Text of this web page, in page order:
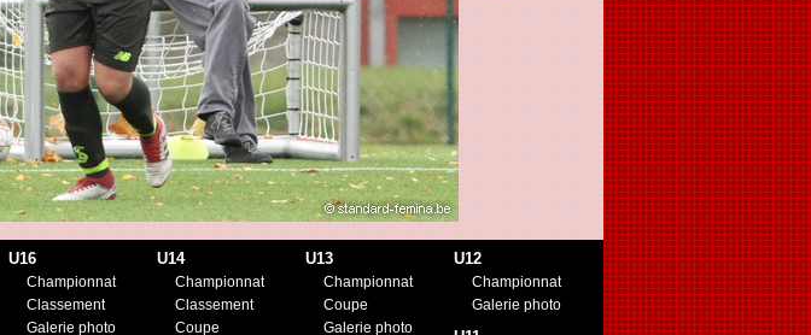
U16
Championnat
Classement
Galerie photo
U14
Championnat
Classement
Coupe
U13
Championnat
Coupe
Galerie photo
U12
Championnat
Galerie photo